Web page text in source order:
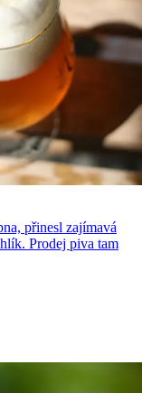
přinesl zajímavá
Prodej piva tam